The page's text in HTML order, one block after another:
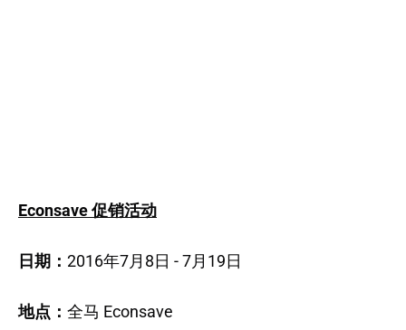
Econsave 促销活动
日期： 2016年7月8日 - 7月19日
地点： 全马 Econsave